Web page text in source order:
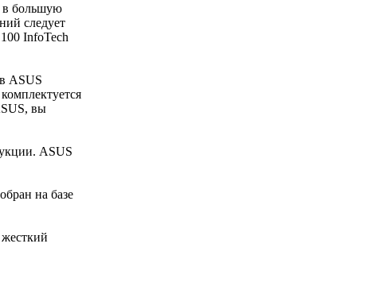
в большую
следует
InfoTech
ASUS
вы
ASUS
на базе